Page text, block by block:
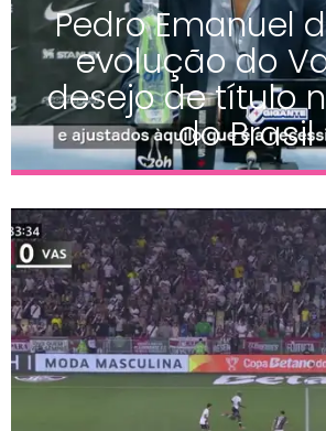
Pedro Emanuel
evolução do
desejo de título
do Brasil